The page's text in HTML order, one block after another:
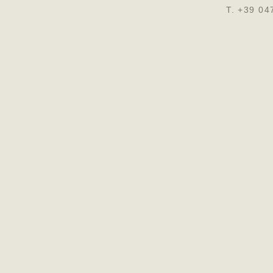
T. +39